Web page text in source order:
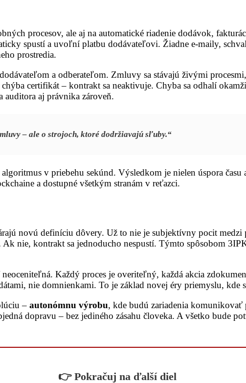
procesov, ale aj na automatické riadenie dodávok,
spustí a uvoľní platbu dodávateľovi. Žiadne e-maily,
prostredia.
a odberateľom. Zmluvy sa stávajú živými
certifikát – kontrakt sa neaktivuje. Chyba sa odhalí
auditora aj právnika zároveň.
– ale o strojoch, ktoré dodržiavajú sľuby.“
v priebehu sekúnd. Výsledkom je nielen úspora času
a dostupné všetkým stranám v reťazci.
novú definíciu dôvery. Už to nie je subjektívny pocit medzi
nie, kontrakt sa jednoducho nespustí. Týmto spôsobom
Každý proces je overiteľný, každá akcia
nie domnienkami. To je základ novej éry priemyslu, kde
– autonómnu výrobu, kde budú zariadenia
dopravu – bez jediného zásahu človeka. A všetko bude
👉 Pokračuj na ďalší diel